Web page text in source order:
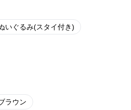
いぐるみ(スタイ付き)
ラウン